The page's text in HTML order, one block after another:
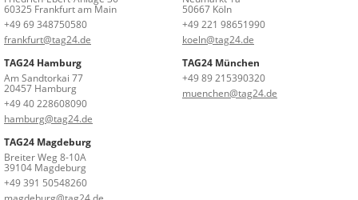
60325 Frankfurt am Main
+49 69 348750580
frankfurt@tag24.de
50667 Köln
+49 221 98651990
koeln@tag24.de
TAG24 Hamburg
Am Sandtorkai 77
20457 Hamburg
+49 40 228608090
hamburg@tag24.de
TAG24 München
+49 89 215390320
muenchen@tag24.de
TAG24 Magdeburg
Breiter Weg 8-10A
39104 Magdeburg
+49 391 50548260